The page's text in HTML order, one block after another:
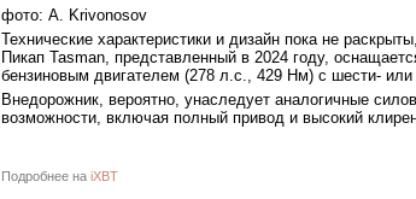
фото: A. Krivonosov
Технические характеристики и дизайн пока не
Пикап Tasman, представленный в 2024 году,
бензиновым двигателем (278 л.с., 429 Нм) с шести- или
Внедорожник, вероятно, унаследует аналогичные
возможности, включая полный привод и высокий
Подробнее на iXBT